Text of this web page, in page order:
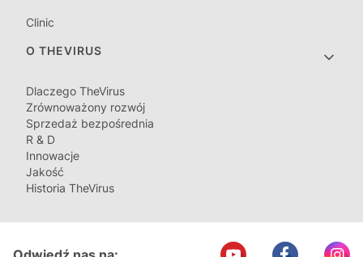
Clinic
O THEVIRUS
Dlaczego TheVirus
Zrównoważony rozwój
Sprzedaż bezpośrednia
R & D
Innowacje
Jakość
Historia TheVirus